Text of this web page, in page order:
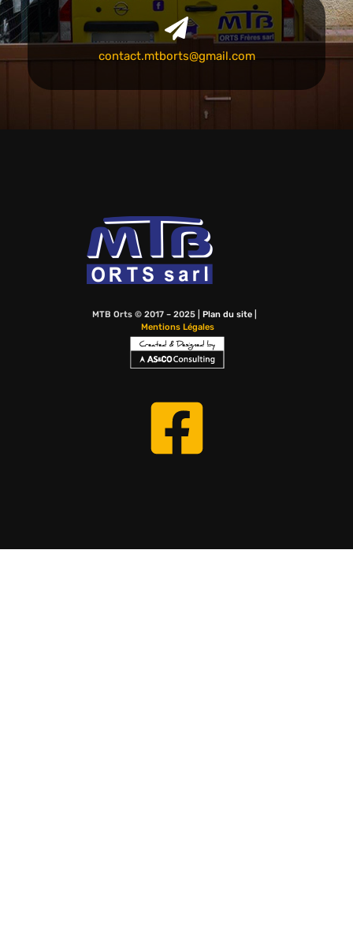
contact.mtborts@gmail.com
MTB Orts © 2017 – 2025 | Plan du site|
Mentions Légales